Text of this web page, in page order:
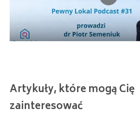
Artykuły, które mogą Cię
zainteresować